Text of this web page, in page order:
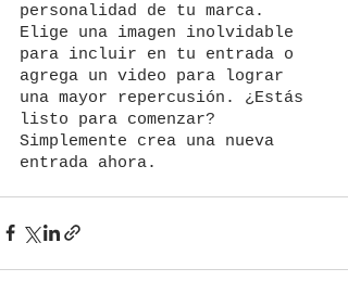
personalidad de tu marca.
Elige una imagen inolvidable
para incluir en tu entrada o
agrega un video para lograr
una mayor repercusión. ¿Estás
listo para comenzar?
Simplemente crea una nueva
entrada ahora.